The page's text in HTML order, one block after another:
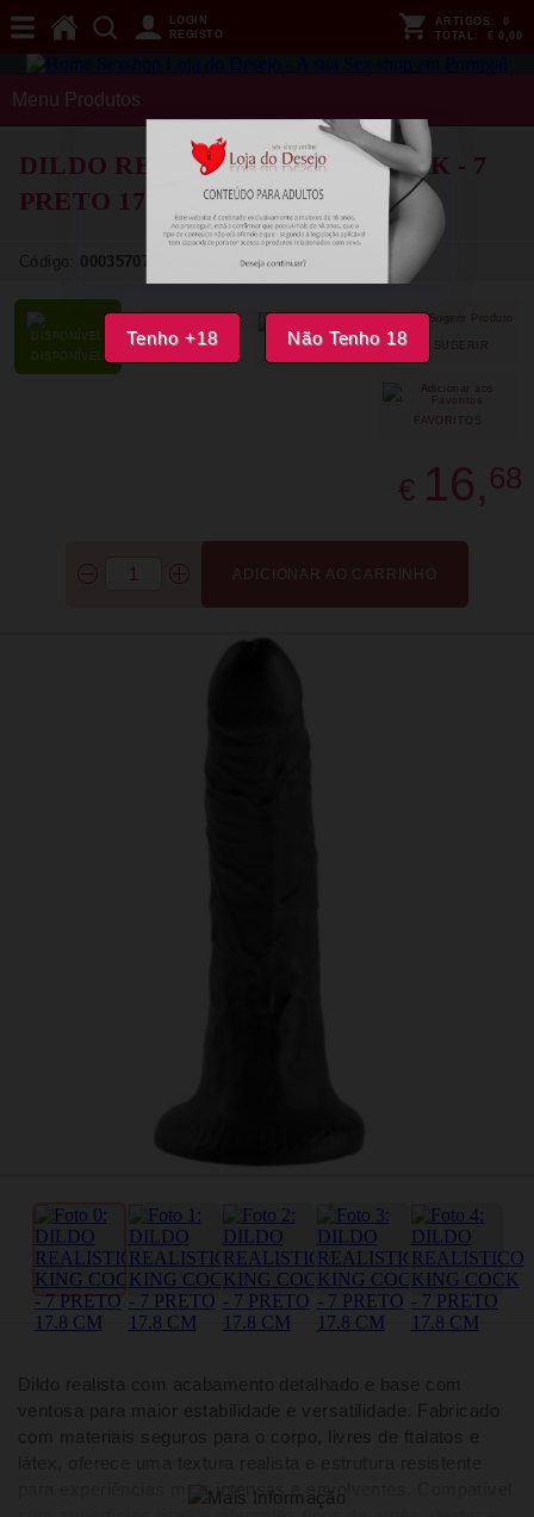
Tenho +18 Não Tenho 18
LOGIN
REGISTO
ARTIGOS:
0
TOTAL: € 0,00
Menu Produtos
DILDO REALISTICO KING COCK - 7
PRETO 17.8 CM
Código: 00035707
DISPONÍVEL
SUGERIR
FAVORITOS
€ 16, 68
ADICIONAR AO CARRINHO
Dildo realista com acabamento detalhado e base com
ventosa para maior estabilidade e versatilidade. Fabricado
com materiais seguros para o corpo, livres de ftalatos e
para experiências mais intensas e envolventes. Compatível